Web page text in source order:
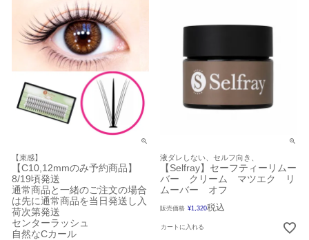
【束感】
【C10,12mmのみ予約商品】
8/19頃発送
通常商品と一緒のご注文の場合
は先に通常商品を当日発送し入
荷次第発送
センターラッシュ
自然なCカール
液ダレしない、セルフ向き、
【Selfray】セーフティーリムー
バー クリーム マツエク リ
ムーバー オフ
販売価格 ¥1,320税込
カートに入れる